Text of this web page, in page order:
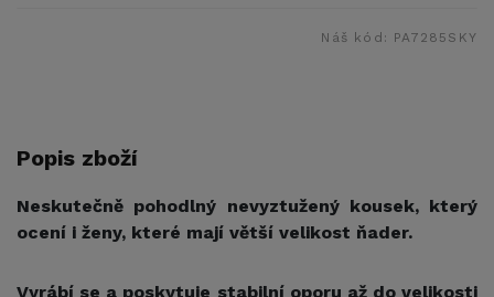
Náš kód: PA7285SKY
Popis zboží
Neskutečně pohodlný nevyztužený kousek, který
ocení i ženy, které mají větší velikost ňader.
Vyrábí se a poskytuje stabilní oporu až do velikosti